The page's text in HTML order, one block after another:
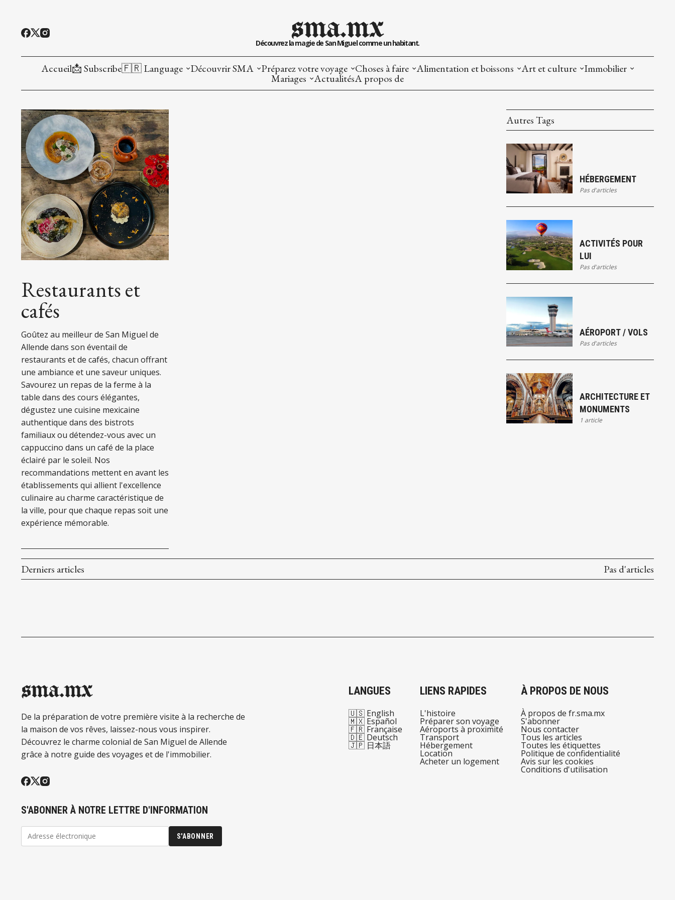
sma.mx
Découvrez la magie de San Miguel comme un habitant.
Accueil📩 Subscribe🇫🇷 Language Découvrir SMA Préparez votre voyage Choses à faire Alimentation et boissons Art et culture Immobilier
Mariages ActualitésA propos de
Restaurants et
cafés
Goûtez au meilleur de San Miguel de
Allende dans son éventail de
restaurants et de cafés, chacun offrant
une ambiance et une saveur uniques.
Savourez un repas de la ferme à la
table dans des cours élégantes,
dégustez une cuisine mexicaine
authentique dans des bistrots
familiaux ou détendez-vous avec un
cappuccino dans un café de la place
éclairé par le soleil. Nos
recommandations mettent en avant les
établissements qui allient l'excellence
culinaire au charme caractéristique de
la ville, pour que chaque repas soit une
expérience mémorable.
Autres Tags
HÉBERGEMENT
Pas d'articles
ACTIVITÉS POUR
LUI
Pas d'articles
AÉROPORT / VOLS
Pas d'articles
ARCHITECTURE ET
MONUMENTS
1 article
Derniers articles Pas d'articles
sma.mx
De la préparation de votre première visite à la recherche de
la maison de vos rêves, laissez-nous vous inspirer.
Découvrez le charme colonial de San Miguel de Allende
grâce à notre guide des voyages et de l'immobilier.
S'ABONNER À NOTRE LETTRE D'INFORMATION
S'ABONNER
LANGUES
🇺🇸 English
🇲🇽 Español
🇫🇷 Française
🇩🇪 Deutsch
🇯🇵 日本語
LIENS RAPIDES
L'histoire
Préparer son voyage
Aéroports à proximité
Transport
Hébergement
Location
Acheter un logement
À PROPOS DE NOUS
À propos de fr.sma.mx
S'abonner
Nous contacter
Tous les articles
Toutes les étiquettes
Politique de confidentialité
Avis sur les cookies
Conditions d'utilisation